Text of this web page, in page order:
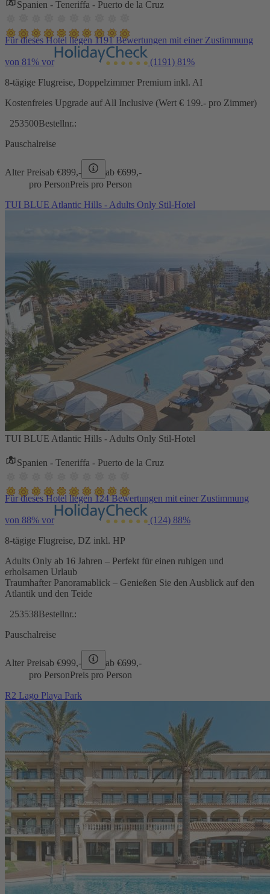
Spanien - Teneriffa - Puerto de la Cruz
Für dieses Hotel liegen 1191 Bewertungen mit einer Zustimmung
von 81% vor (1191) 81%
8-tägige Flugreise, Doppelzimmer Premium inkl. AI
Kostenfreies Upgrade auf All Inclusive (Wert € 199.- pro Zimmer)
253500Bestellnr.:
Pauschalreise
Alter Preisab €899,- ab €699,-
pro PersonPreis pro Person
TUI BLUE Atlantic Hills - Adults Only Stil-Hotel
TUI BLUE Atlantic Hills - Adults Only Stil-Hotel
Spanien - Teneriffa - Puerto de la Cruz
Für dieses Hotel liegen 124 Bewertungen mit einer Zustimmung
von 88% vor (124) 88%
8-tägige Flugreise, DZ inkl. HP
Adults Only ab 16 Jahren – Perfekt für einen ruhigen und
erholsamen Urlaub
Traumhafter Panoramablick – Genießen Sie den Ausblick auf den
Atlantik und den Teide
253538Bestellnr.:
Pauschalreise
Alter Preisab €999,- ab €699,-
pro PersonPreis pro Person
R2 Lago Playa Park